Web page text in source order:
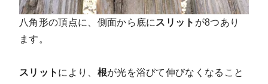
八角形の頂点に、側面から底に スリット が8つあり
ます。
スリット により、 根が光を浴びて伸びなくなること